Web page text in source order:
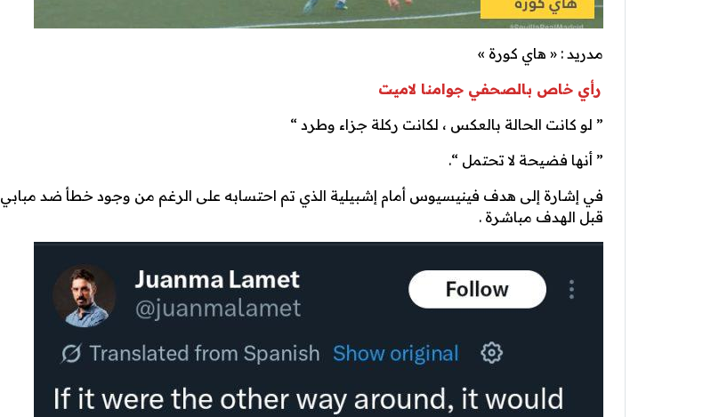
مدريد : « هاي كورة »
رأي خاص بالصحفي جوامنا لاميت
” لو كانت الحالة بالعكس ، لكانت ركلة جزاء وطرد “
” أنها فضيحة لا تحتمل “.
في إشارة إلى هدف فينيسيوس أمام إشبيلية الذي تم احتسابه على الرغم من وجود خطأ ضد مبابي
قبل الهدف مباشرة .